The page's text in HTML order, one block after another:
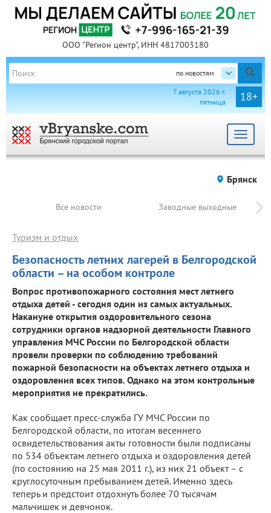
ООО "Регион центр", ИНН 4817003180
по новостям
18+
7 августа 2026 г.
пятница
Toggle
Брянск
Все новости Заводные выходные
Безопасность летних лагерей в Белгородской
области – на особом контроле
Туризм и отдых
Вопрос противопожарного состояния мест летнего
отдыха детей - сегодня один из самых актуальных.
Накануне открытия оздоровительного сезона
сотрудники органов надзорной деятельности Главного
управления МЧС России по Белгородской области
провели проверки по соблюдению требований
пожарной безопасности на объектах летнего отдыха и
оздоровления всех типов. Однако на этом контрольные
мероприятия не прекратились.
Как сообщает пресс-служба ГУ МЧС России по
Белгородской области, по итогам весеннего
освидетельствования акты готовности были подписаны
по 534 объектам летнего отдыха и оздоровления детей
(по состоянию на 25 мая 2011 г.), из них 21 объект – с
круглосуточным пребыванием детей. Именно здесь
теперь и предстоит отдохнуть более 70 тысячам
мальчишек и девчонок.